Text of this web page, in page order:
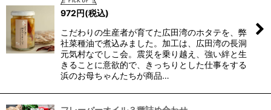
972円(税込)
こだわりの生産者が育てた広田湾のホタテを、弊
社菜種油で煮込みました。加工は、広田湾の長洞
元気村なでしこ会。震災を乗り越え、強い絆と生
きることに意欲的で、きっちりとした仕事をする
浜のお母ちゃんたちが商品…